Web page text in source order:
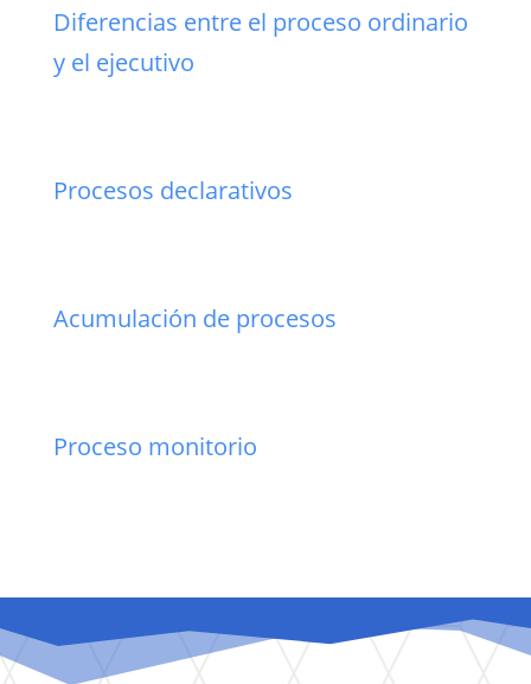
Diferencias entre el proceso ordinario
y el ejecutivo
Procesos declarativos
Acumulación de procesos
Proceso monitorio